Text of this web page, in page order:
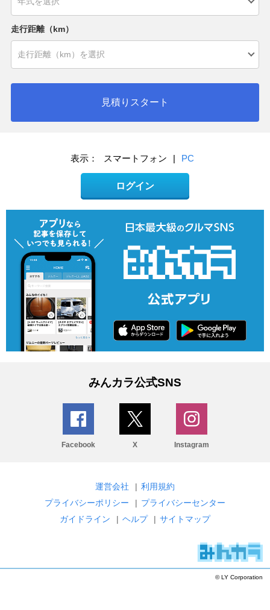
走行距離（km）
見積りスタート
表示： スマートフォン | PC
ログイン
みんカラ公式SNS
Facebook X Instagram
運営会社 | 利用規約
プライバシーポリシー
| プライバシーセンター
ガイドライン
| ヘルプ | サイトマップ
© LY Corporation